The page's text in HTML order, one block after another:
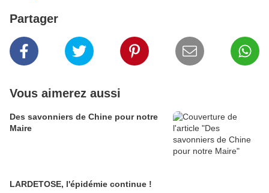
Partager
Vous aimerez aussi
Des savonniers de Chine pour notre
Maire
LARDETOSE, l'épidémie continue !